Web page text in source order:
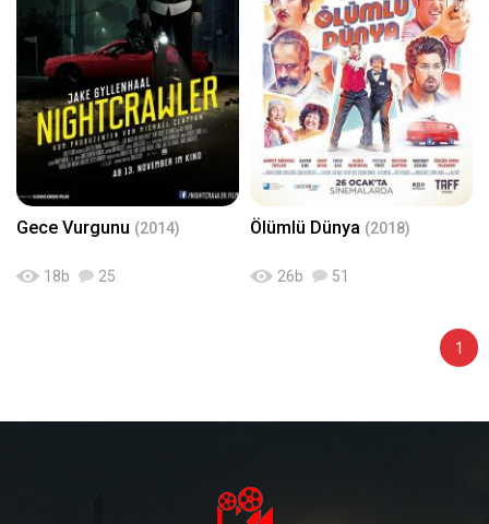
Gece Vurgunu (2014)
18b 25
Ölümlü Dünya (2018)
26b 51
1